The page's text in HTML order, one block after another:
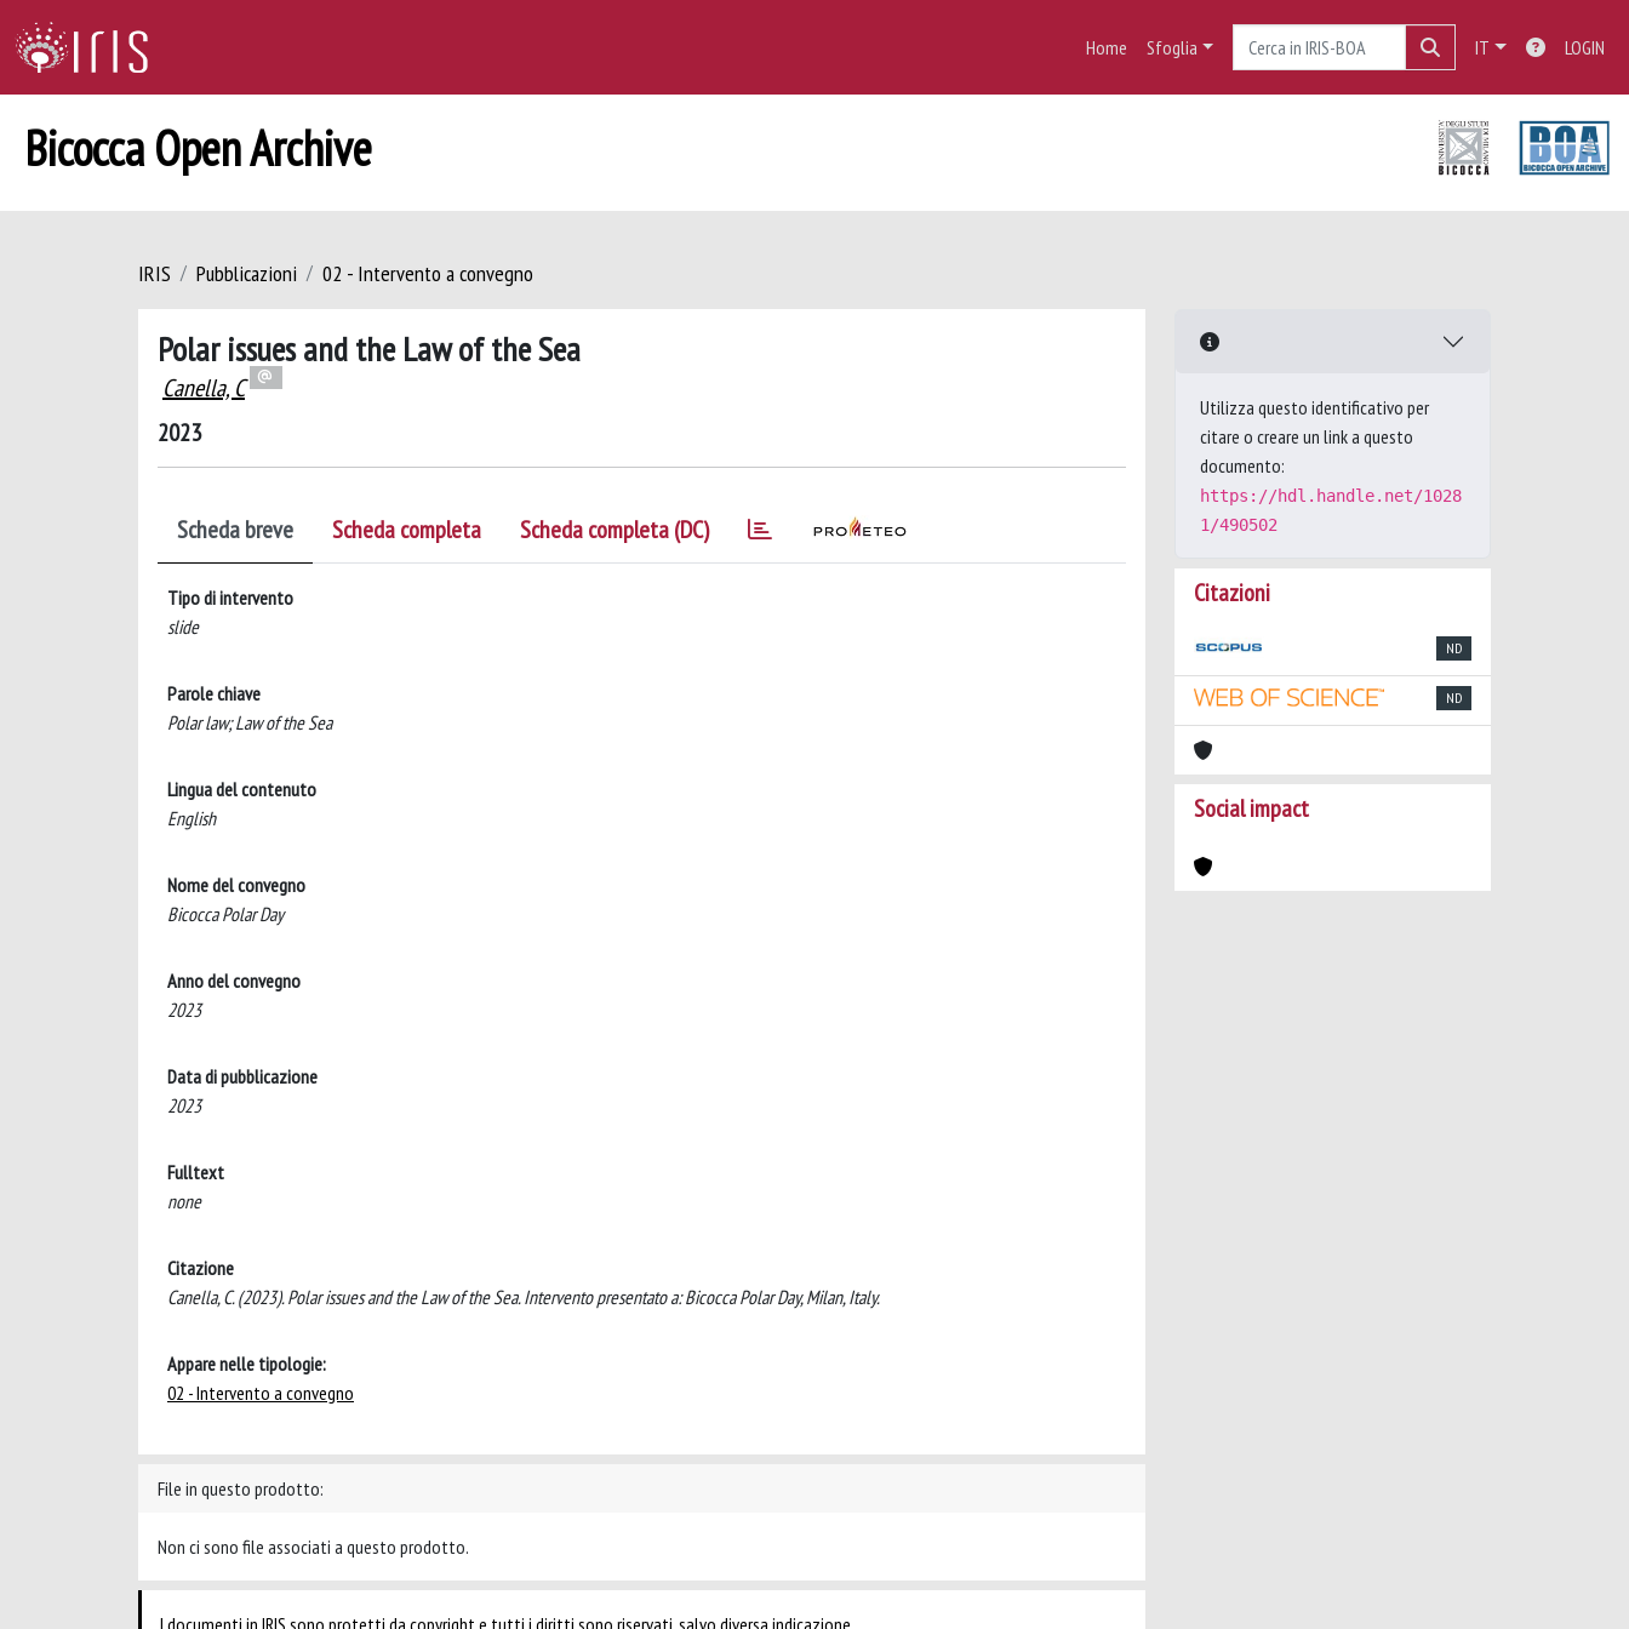
Home Sfoglia IT LOGIN
Bicocca Open Archive
IRIS Pubblicazioni 02 - Intervento a convegno
Polar issues and the Law of the Sea
Canella, C
2023
Scheda breve Scheda completa Scheda completa (DC)
Tipo di intervento
slide
Parole chiave
Polar law; Law of the Sea
Lingua del contenuto
English
Nome del convegno
Bicocca Polar Day
Anno del convegno
2023
Data di pubblicazione
2023
Fulltext
none
Citazione
Canella, C. (2023). Polar issues and the Law of the Sea. Intervento presentato a: Bicocca Polar Day, Milan, Italy.
Appare nelle tipologie:
02 - Intervento a convegno
File in questo prodotto:
Non ci sono file associati a questo prodotto.
I documenti in IRIS sono protetti da copyright e tutti i diritti sono riservati, salvo diversa indicazione.
Utilizza questo identificativo per
citare o creare un link a questo
documento:
https://hdl.handle.net/1028
1/490502
Citazioni
ND
ND
Social impact